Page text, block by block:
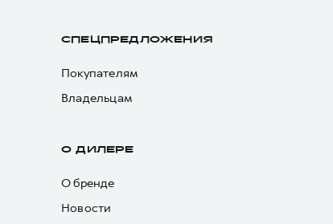
СПЕЦПРЕДЛОЖЕНИЯ
Покупателям
Владельцам
О ДИЛЕРЕ
О бренде
Новости